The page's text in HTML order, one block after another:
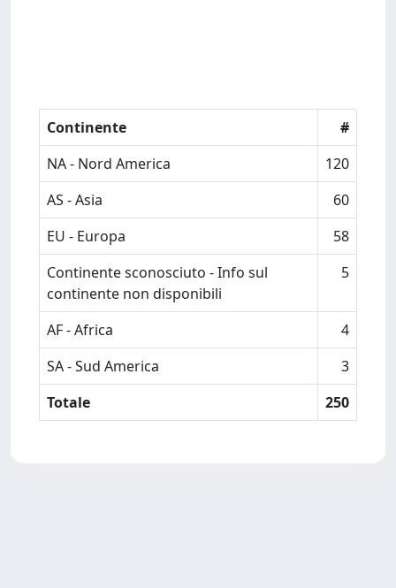
Continente
#
NA - Nord America
120
AS - Asia
60
EU - Europa
58
Continente sconosciuto - Info sul
continente non disponibili
5
AF - Africa
4
SA - Sud America
3
Totale
250